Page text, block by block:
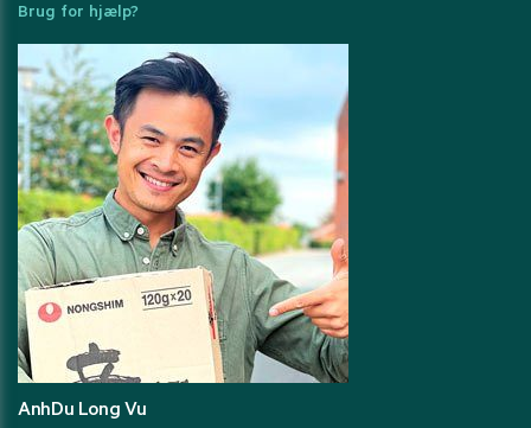
Brug for hjælp?
AnhDu Long Vu